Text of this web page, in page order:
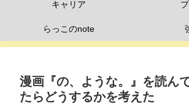
キャリア
らっこのnote
漫画『の、ような。』を読ん
たらどうするかを考えた